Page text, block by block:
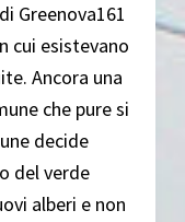
Greenova161
cui esistevano
Ancora una
che pure si
decide
del verde
alberi e non